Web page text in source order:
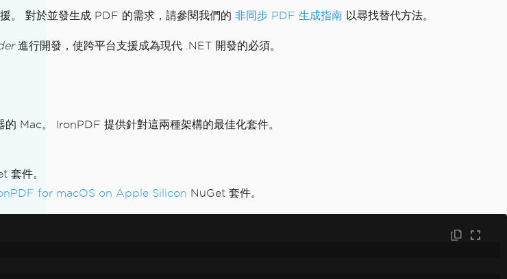
。 對於並發生成 PDF 的需求，請參閱我們的 非同步 PDF 生成指南 以尋找替代方法。
進行開發，使跨平台支援成為現代 .NET 開發的必須。
Mac。 IronPDF 提供針對這兩種架構的最佳化套件。
套件。
for macOS on Apple Silicon NuGet 套件。